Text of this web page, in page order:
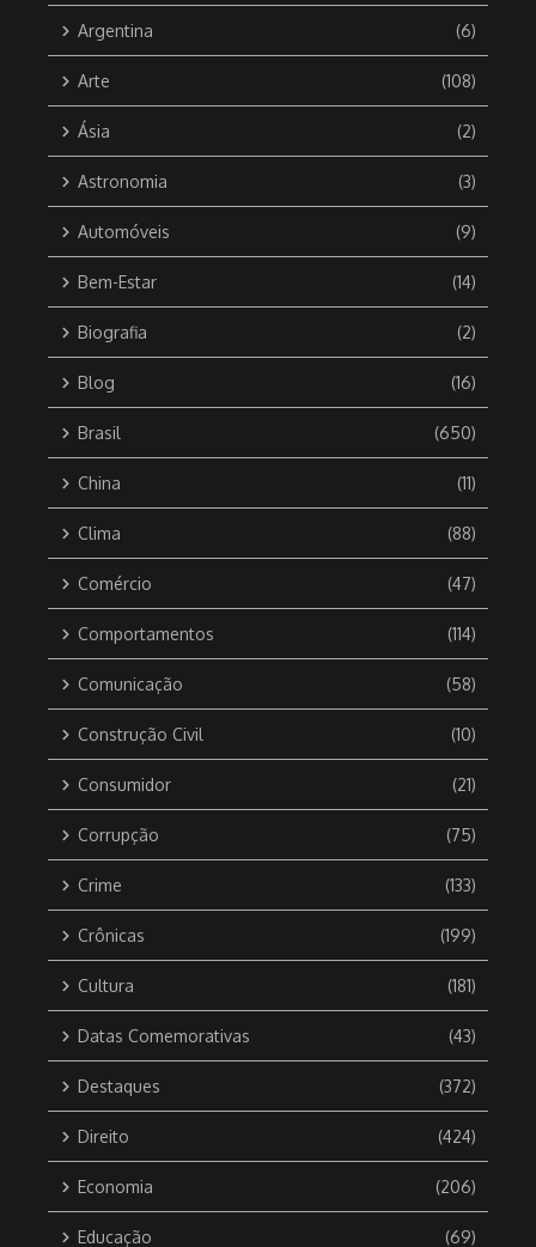
Argentina (6)
Arte (108)
Ásia (2)
Astronomia (3)
Automóveis (9)
Bem-Estar (14)
Biografia (2)
Blog (16)
Brasil (650)
China (11)
Clima (88)
Comércio (47)
Comportamentos (114)
Comunicação (58)
Construção Civil (10)
Consumidor (21)
Corrupção (75)
Crime (133)
Crônicas (199)
Cultura (181)
Datas Comemorativas (43)
Destaques (372)
Direito (424)
Economia (206)
Educação (69)